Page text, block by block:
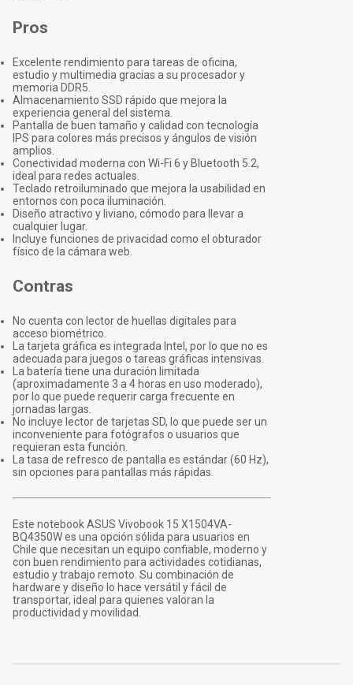
Pros
Excelente rendimiento para tareas de oficina,
estudio y multimedia gracias a su procesador y
memoria DDR5.
Almacenamiento SSD rápido que mejora la
experiencia general del sistema.
Pantalla de buen tamaño y calidad con tecnología
IPS para colores más precisos y ángulos de visión
amplios.
Conectividad moderna con Wi-Fi 6 y Bluetooth 5.2,
ideal para redes actuales.
Teclado retroiluminado que mejora la usabilidad en
entornos con poca iluminación.
Diseño atractivo y liviano, cómodo para llevar a
cualquier lugar.
Incluye funciones de privacidad como el obturador
físico de la cámara web.
Contras
No cuenta con lector de huellas digitales para
acceso biométrico.
La tarjeta gráfica es integrada Intel, por lo que no es
adecuada para juegos o tareas gráficas intensivas.
La batería tiene una duración limitada
(aproximadamente 3 a 4 horas en uso moderado),
por lo que puede requerir carga frecuente en
jornadas largas.
No incluye lector de tarjetas SD, lo que puede ser un
inconveniente para fotógrafos o usuarios que
requieran esta función.
La tasa de refresco de pantalla es estándar (60 Hz),
sin opciones para pantallas más rápidas.
Este notebook ASUS Vivobook 15 X1504VA-
BQ4350W es una opción sólida para usuarios en
Chile que necesitan un equipo confiable, moderno y
con buen rendimiento para actividades cotidianas,
estudio y trabajo remoto. Su combinación de
hardware y diseño lo hace versátil y fácil de
transportar, ideal para quienes valoran la
productividad y movilidad.